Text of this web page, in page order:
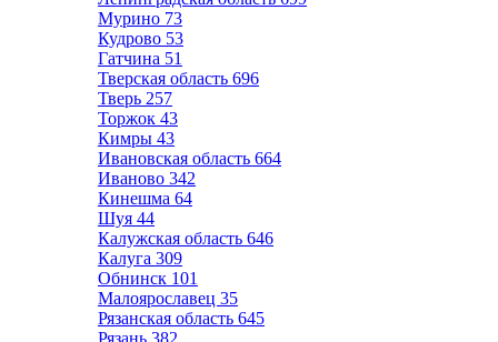
Мурино 73
Кудрово 53
Гатчина 51
Тверская область 696
Тверь 257
Торжок 43
Кимры 43
Ивановская область 664
Иваново 342
Кинешма 64
Шуя 44
Калужская область 646
Калуга 309
Обнинск 101
Малоярославец 35
Рязанская область 645
Рязань 382